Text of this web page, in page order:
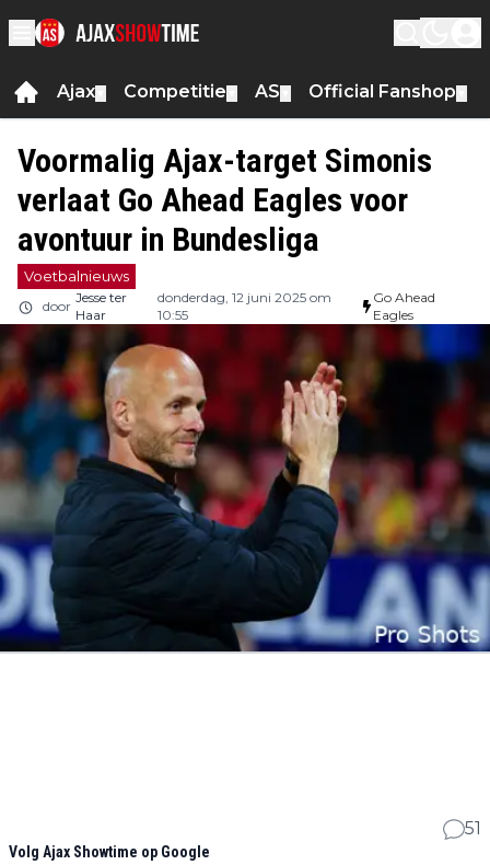
Ajax Competitie AS Official Fanshop
Voormalig Ajax-target Simonis
verlaat Go Ahead Eagles voor
avontuur in Bundesliga
Voetbalnieuws
door
Jesse ter
Haar
donderdag, 12 juni 2025 om
10:55
Go Ahead
Eagles
51
Volg Ajax Showtime op Google